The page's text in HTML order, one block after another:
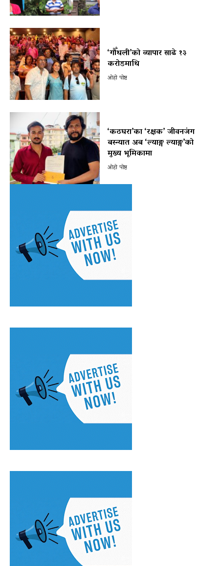
‘गौँथली’को व्यापार साढे १३
करोडमाथि
ओहो पोष्ट
‘कठघरा’का ‘रक्षक’ जीवनजंग
बस्न्यात अब ‘ल्याङ्ग ल्याङ्ग’को
मुख्य भूमिकामा
ओहो पोष्ट